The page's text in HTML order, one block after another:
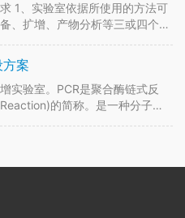
1、实验室依据所使用的方法可
、扩增、产物分析等三或四个
三个区域即可。各区域应完全
空气直通。 2、产物分析区或三
案
实验室。PCR是聚合酶链式反
的简称。是一种分子生